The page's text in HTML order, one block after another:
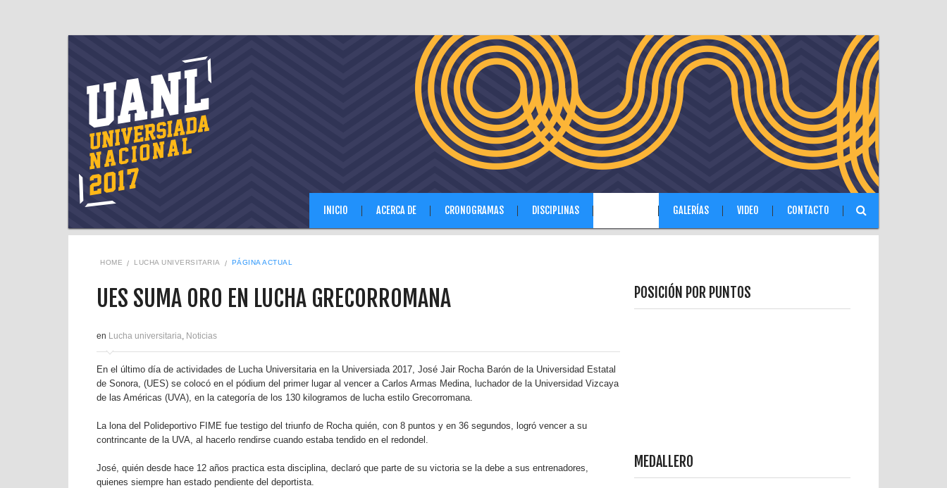
INICIO ACERCA DE CRONOGRAMAS DISCIPLINAS GALERÍAS VIDEO CONTACTO
HOME LUCHA UNIVERSITARIA PÁGINA ACTUAL
UES SUMA ORO EN LUCHA GRECORROMANA
en Lucha universitaria, Noticias
En el último día de actividades de Lucha Universitaria en la Universiada 2017, José Jair Rocha Barón de la Universidad Estatal
de Sonora, (UES) se colocó en el pódium del primer lugar al vencer a Carlos Armas Medina, luchador de la Universidad Vizcaya
de las Américas (UVA), en la categoría de los 130 kilogramos de lucha estilo Grecorromana.
La lona del Polideportivo FIME fue testigo del triunfo de Rocha quién, con 8 puntos y en 36 segundos, logró vencer a su
contrincante de la UVA, al hacerlo rendirse cuando estaba tendido en el redondel.
José, quién desde hace 12 años practica esta disciplina, declaró que parte de su victoria se la debe a sus entrenadores,
quienes siempre han estado pendiente del deportista.
POSICIÓN POR PUNTOS
MEDALLERO